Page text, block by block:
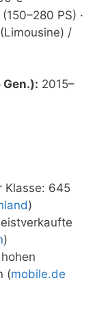
PS) ·
/
2015–
Klasse: 645
)
)
(mobile.de